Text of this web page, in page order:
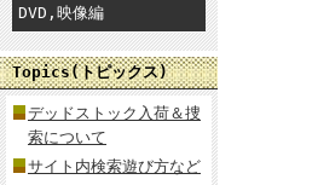
DVD,映像編
Topics(トピックス)
デッドストック入荷＆捜
索について
サイト内検索遊び方など